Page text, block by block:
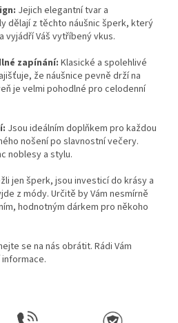
Jejich elegantní tvar a
dělají z těchto náušnic šperk, který
vyjádří Váš vytříbený vkus.
zapínání: Klasické a spolehlivé
že náušnice pevně drží na
je velmi pohodlné pro celodenní
Jsou ideálním doplňkem pro každou
nošení po slavnostní večery.
noblesy a stylu.
jen šperk, jsou investicí do krásy a
z módy. Určitě by Vám nesmírně
hodnotným dárkem pro někoho
se na nás obrátit. Rádi Vám